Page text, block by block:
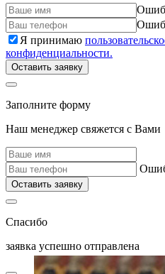
Я принимаю
конфиденциальности.
Оставить заявку
Заполните форму
Наш менеджер свяжется с Вами
Оставить заявку
Спасибо
заявка успешно отправлена